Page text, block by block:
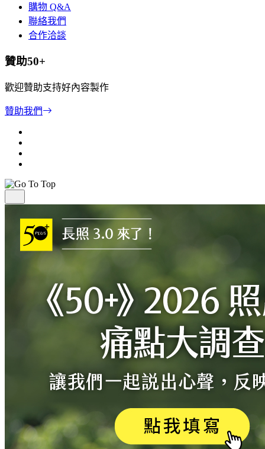
購物 Q&A
聯絡我們
合作洽談
贊助50+
歡迎贊助支持好內容製作
贊助我們